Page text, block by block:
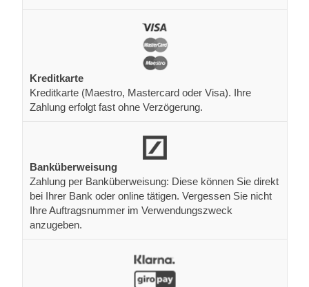
Kreditkarte
Kreditkarte (Maestro, Mastercard oder Visa). Ihre
Zahlung erfolgt fast ohne Verzögerung.
Banküberweisung
Zahlung per Banküberweisung: Diese können Sie direkt
bei Ihrer Bank oder online tätigen. Vergessen Sie nicht
Ihre Auftragsnummer im Verwendungszweck
anzugeben.